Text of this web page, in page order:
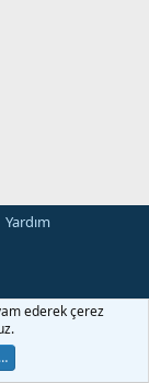
Yardım
ederek çerez